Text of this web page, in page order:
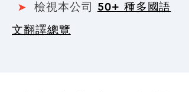
➤檢視本公司 50+ 種多國語
文翻譯總覽